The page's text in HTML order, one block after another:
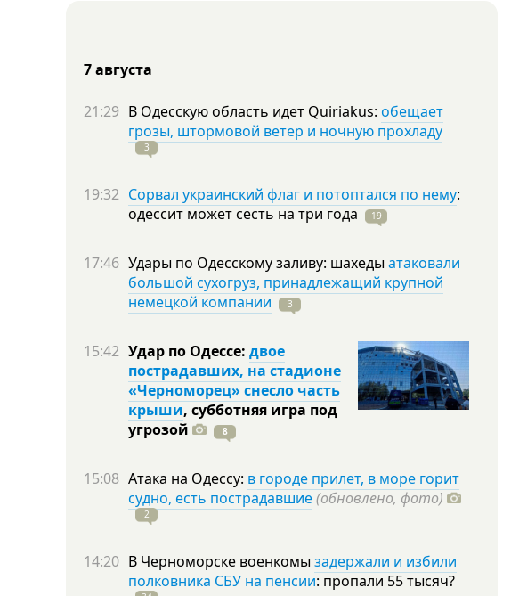
7 августа
21:29 В Одесскую область идет Quiriakus: обещает
грозы, штормовой ветер и ночную прохладу
3
19:32 Сорвал украинский флаг и потоптался по нему:
одессит может сесть на три года 19
17:46 Удары по Одесскому заливу: шахеды атаковали
большой сухогруз, принадлежащий крупной
немецкой компании
3
15:42 Удар по Одессе: двое
пострадавших, на стадионе
«Черноморец» снесло часть
крыши, субботняя игра под
угрозой
8
15:08 Атака на Одессу: в городе прилет, в море горит
судно, есть пострадавшие(обновлено, фото)
2
14:20 В Черноморске военкомы задержали и избили
полковника СБУ на пенсии: пропали 55тысяч?